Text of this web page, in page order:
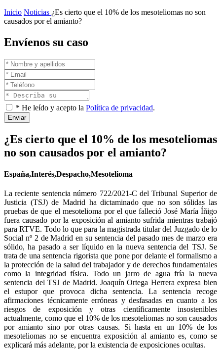
Inicio Noticias ¿Es cierto que el 10% de los mesoteliomas no son
causados por el amianto?
Envíenos su caso
* He leído y acepto la Política de privacidad.
Enviar
¿Es cierto que el 10% de los mesoteliomas
no son causados por el amianto?
España,Interés,Despacho,Mesotelioma
La reciente sentencia número 722/2021-C del Tribunal Superior de
Justicia (TSJ) de Madrid ha dictaminado que no son sólidas las
pruebas de que el mesotelioma por el que falleció José María Íñigo
fuera causado por la exposición al amianto sufrida mientras trabajó
para RTVE. Todo lo que para la magistrada titular del Juzgado de lo
Social nº 2 de Madrid en su sentencia del pasado mes de marzo era
sólido, ha pasado a ser líquido en la nueva sentencia del TSJ. Se
trata de una sentencia rigorista que pone por delante el formalismo a
la protección de la salud del trabajador y de derechos fundamentales
como la integridad física. Todo un jarro de agua fría la nueva
sentencia del TSJ de Madrid. Joaquín Ortega Herrera expresa bien
el estupor que provoca dicha sentencia. La sentencia recoge
afirmaciones técnicamente erróneas y desfasadas en cuanto a los
riesgos de exposición y otras científicamente insostenibles
actualmente, como que el 10% de los mesoteliomas no son causados
por amianto sino por otras causas. Si hasta en un 10% de los
mesoteliomas no se encuentra exposición al amianto es, como se
explicará más adelante, por la existencia de exposiciones ocultas.